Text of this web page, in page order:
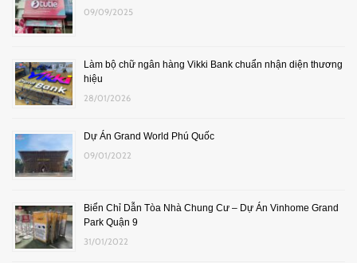
09/09/2025
Làm bộ chữ ngân hàng Vikki Bank chuẩn nhận diện thương
hiệu
28/01/2026
Dự Án Grand World Phú Quốc
09/01/2022
Biển Chỉ Dẫn Tòa Nhà Chung Cư – Dự Án Vinhome Grand
Park Quận 9
31/01/2022